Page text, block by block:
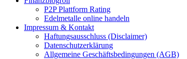
P2P Plattform Rating
Edelmetalle online handeln
Impressum & Kontakt
Haftungsausschluss (Disclaimer)
Datenschutzerklärung
Allgemeine Geschäftsbedingungen (AGB)